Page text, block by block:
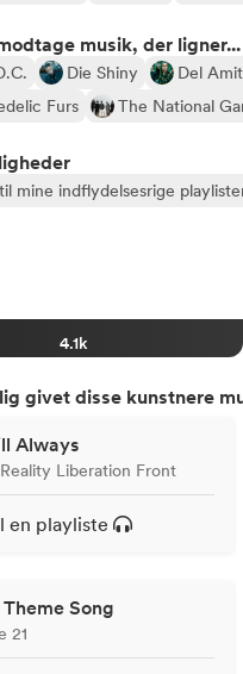
musik, der ligner...
Die Shiny Del
Furs
The National
mine indflydelsesrige
4.1k
givet disse kunstnere
Always
Liberation Front
en playliste
Song
21